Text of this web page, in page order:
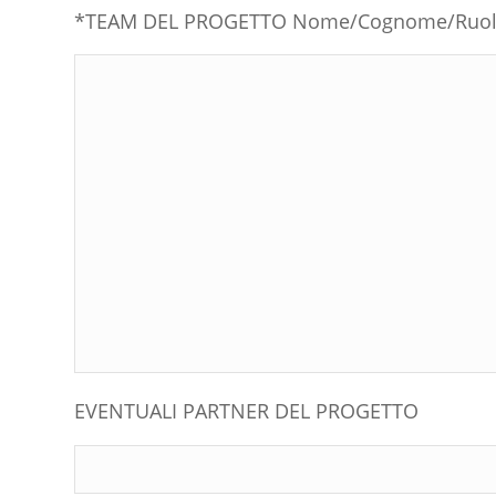
*TEAM DEL PROGETTO Nome/Cognome/
EVENTUALI PARTNER DEL PROGETTO